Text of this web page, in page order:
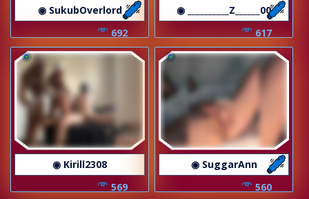
◉ SukubOverlord
692
◉ __________Z______00
617
◉ Kirill2308
569
◉ SuggarAnn
560